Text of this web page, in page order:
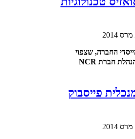
החברה, שצפוי
להתמנות בימים הקרובים לתפקיד בכיר בהנהלת חברת NCR
פייסבוק